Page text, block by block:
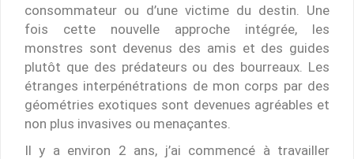
consommateur ou d’une victime du destin. Une
fois cette nouvelle approche intégrée, les
monstres sont devenus des amis et des guides
plutôt que des prédateurs ou des bourreaux. Les
étranges interpénétrations de mon corps par des
géométries exotiques sont devenues agréables et
non plus invasives ou menaçantes.
Il y a environ 2 ans, j’ai commencé à travailler